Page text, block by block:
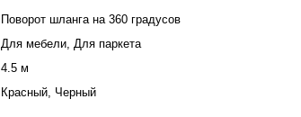
Поворот шланга на 360 градусов
Для мебели, Для паркета
4.5 м
Красный, Черный